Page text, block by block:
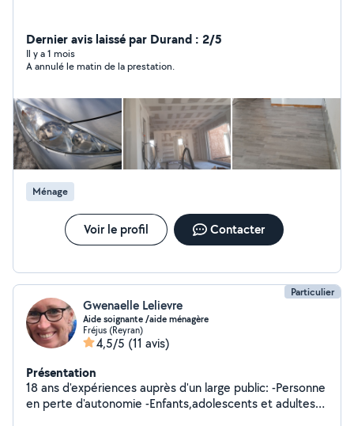
Dernier avis laissé par Durand : 2/5
Il y a 1 mois
A annulé le matin de la prestation.
Ménage
Voir le profil Contacter
Particulier
Gwenaelle Lelievre
Aide soignante /aide ménagère
Fréjus (Reyran)
4,5/5 (11 avis)
Présentation
18 ans d'expériences auprès d'un large public: -Personne
en perte d'autonomie -Enfants,adolescents et adultes